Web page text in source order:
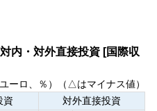
内・対外直接投資 [国際収
ーロ、％）（△はマイナス値）
資
対外直接投資